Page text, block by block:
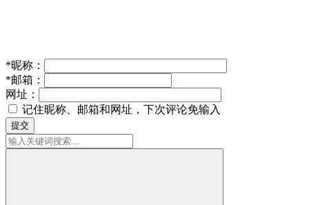
*昵称：
*邮箱：
网址：
记住昵称、邮箱和网址，下次评论免输入
提交